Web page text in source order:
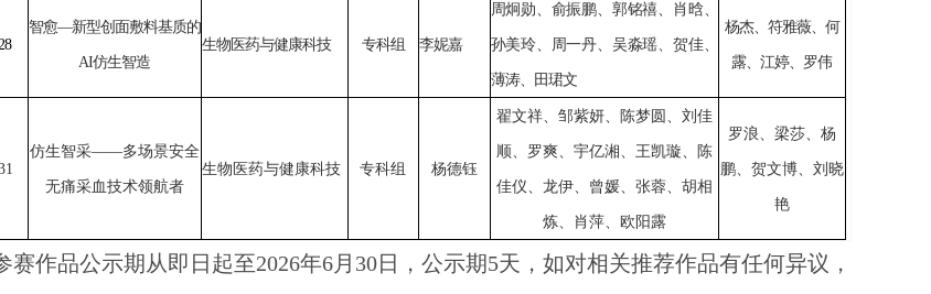
智愈—新型创面敷料基质的
AI仿生智造
生物医药与健康科技 专科组 李妮嘉
周炯勋、俞振鹏、郭铭禧、肖晗、
孙美玲、周一丹、吴淼瑶、贺佳、
薄涛、田珺文
杨杰、符雅薇、何
露、江婷、罗伟
仿生智采——多场景安全
无痛采血技术领航者
生物医药与健康科技 专科组 杨德钰
翟文祥、邹紫妍、陈梦圆、刘佳
顺、罗爽、宇亿湘、王凯璇、陈
佳仪、龙伊、曾媛、张蓉、胡相
炼、肖萍、欧阳露
罗浪、梁莎、杨
鹏、贺文博、刘晓
艳
赛作品公示期从即日起至2026年6月 30日，公示期5天，如对相关推荐作品有任何异议，